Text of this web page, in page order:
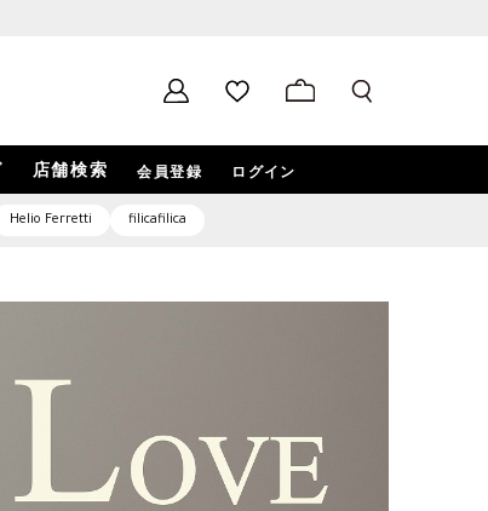
店舗検索 会員登録 ログイン
Helio Ferretti filicafilica